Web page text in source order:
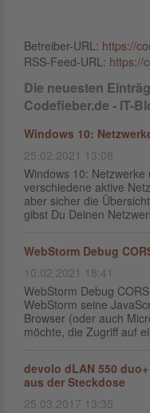
Betreiber-URL: https://
RSS-Feed-URL: https://
Die neuesten
Codefieber.de - IT-
Windows 10:
25.02.2021 13:08
Windows 10:
verschiedene aktive
aber sicher die
gibst Du Deinen
WebStorm Debug
10.02.2021 18:41
WebStorm Debug
WebStorm seine
Browser (oder auch
möchte, die Zugriff auf
devolo dLAN 550
aus der Steckdose
25.03.2017 13:35